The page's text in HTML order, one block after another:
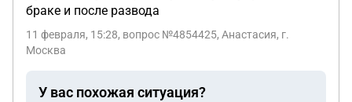
браке и после развода
11 февраля, 15:28, вопрос №4854425, Анастасия, г.
Москва
У вас похожая ситуация?